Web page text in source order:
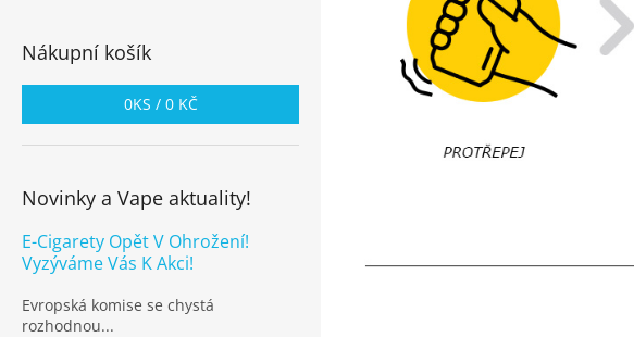
Nákupní košík
0KS / 0 KČ
Novinky a Vape aktuality!
E-Cigarety Opět V Ohrožení!
Vyzýváme Vás K Akci!
Evropská komise se chystá
rozhodnou...